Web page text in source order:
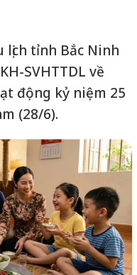
lịch tỉnh Bắc Ninh
SVHTTDL về
động kỷ niệm 25
(28/6).